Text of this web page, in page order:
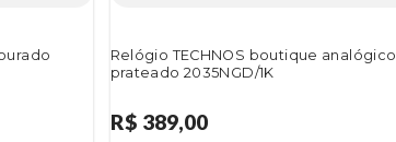
Relógio TECHNOS boutique analógico
prateado 2035NGD/1K
R$ 389,00